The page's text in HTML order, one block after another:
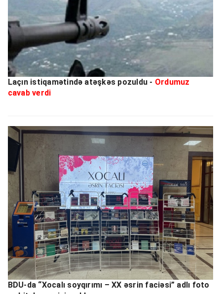
Laçın istiqamətində atəşkəs pozuldu - Ordumuz
cavab verdi
BDU-da “Xocalı soyqırımı – XX əsrin faciəsi” adlı foto